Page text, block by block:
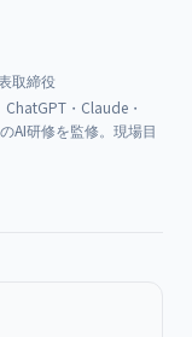
取締役
・Claude・
AI研修を監修。現場目